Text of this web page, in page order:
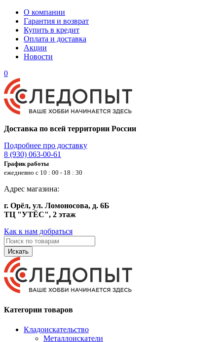
О компании
Гарантия и возврат
Купить в кредит
Оплата и доставка
Акции
Новости
0
Доставка по всей территории России
Подробнее про доставку
8 (930) 063-00-61
График работы
ежедневно с 10 : 00 - 18 : 30
Адрес магазина:
г. Орёл, ул. Ломоносова, д. 6Б
ТЦ "УТЁС", 2 этаж
Как к нам добраться
Искать
Категории товаров
Кладоискательство
Металлоискатели